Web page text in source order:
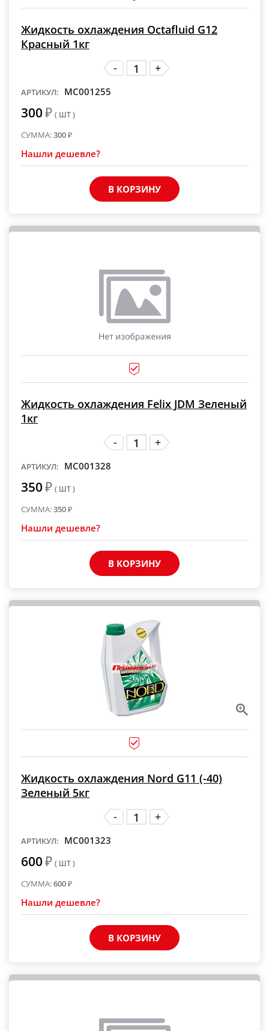
Жидкость охлаждения Octafluid G12
Красный 1кг
-
+
АРТИКУЛ: MC001255
300₽ ( ШТ )
СУММА:300₽
Нашли дешевле?
В КОРЗИНУ
Жидкость охлаждения Felix JDM Зеленый
1кг
-
+
АРТИКУЛ: MC001328
350₽ ( ШТ )
СУММА:350₽
Нашли дешевле?
В КОРЗИНУ
Жидкость охлаждения Nord G11 (-40)
Зеленый 5кг
-
+
АРТИКУЛ: MC001323
600₽ ( ШТ )
СУММА:600₽
Нашли дешевле?
В КОРЗИНУ